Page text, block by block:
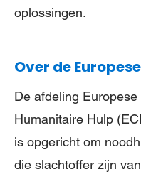
oplossingen.
Over de
De afdeling
Humanitaire Hulp
is opgericht om
die slachtoffer zijn